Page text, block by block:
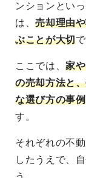
ンションとい
は、売却理由
ぶことが大切で
ここでは、家
の売却方法と
な選び方の事例
す。
それぞれの不
したうえで、